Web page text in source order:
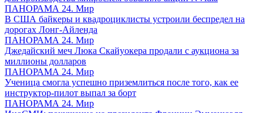
ПАНОРАМА 24. Мир
В США байкеры и квадроциклисты устроили беспредел на
дорогах Лонг-Айленда
ПАНОРАМА 24. Мир
Джедайский меч Люка Скайуокера продали с аукциона за
миллионы долларов
ПАНОРАМА 24. Мир
Ученица смогла успешно приземлиться после того, как ее
инструктор-пилот выпал за борт
ПАНОРАМА 24. Мир